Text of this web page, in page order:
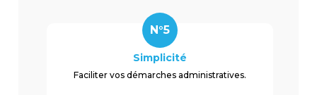
N°5
Simplicité
Faciliter vos démarches administratives.